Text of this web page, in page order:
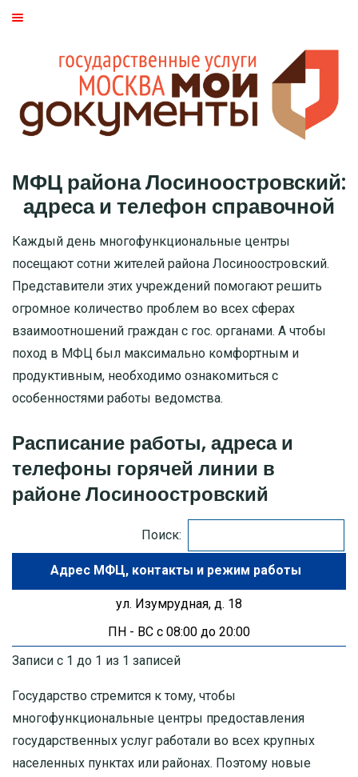
МФЦ района Лосиноостровский:
адреса и телефон справочной
Каждый день многофункциональные центры
посещают сотни жителей района Лосиноостровский.
Представители этих учреждений помогают решить
огромное количество проблем во всех сферах
взаимоотношений граждан с гос. органами. А чтобы
поход в МФЦ был максимально комфортным и
продуктивным, необходимо ознакомиться с
особенностями работы ведомства.
Расписание работы, адреса и
телефоны горячей линии в
районе Лосиноостровский
Поиск:
Адрес МФЦ
ул. Изумрудная, д. 18
ПН - ВС с 08:00 до 20:00
Записи с 1 до 1 из 1 записей
Государство стремится к тому, чтобы
многофункциональные центры предоставления
государственных услуг работали во всех крупных
населенных пунктах или районах. Поэтому новые
СТАТЬИ
БАСМАННЫЙ РАЙОН
МОЖАЙСКИЙ
ЦАО
САО
МОСКОВСКАЯ ОБЛАСТЬ
ПУШКИНО
ДЗЕРЖИНСКИЙ
ДМИТРОВ